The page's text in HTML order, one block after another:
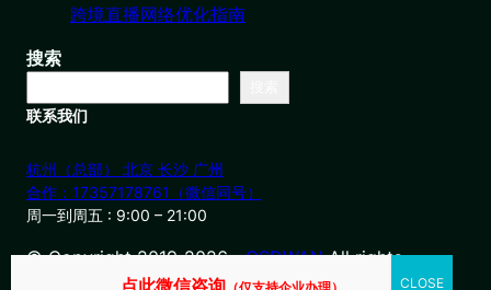
跨境直播网络优化指南
搜索
联系我们
杭州（总部） 北京 长沙 广州
合作：17357178761（微信同号）
周一到周五 : 9:00 – 21:00
© Copyright 2019-2026・OSDWANAll rights
点此微信咨询